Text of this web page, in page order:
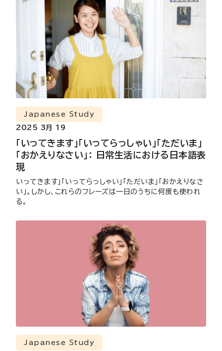
「いってきます」「いってらっしゃい」「ただいま」
「おかえりなさい」： 日常生活における日本語表
現
Japanese Study
2025 3月 19
いってきます」「いってらっしゃい」「ただいま」「おかえりなさ
い」。しかし、これらのフレーズは一日のうちに何度も使われ
る。
Japanese Study